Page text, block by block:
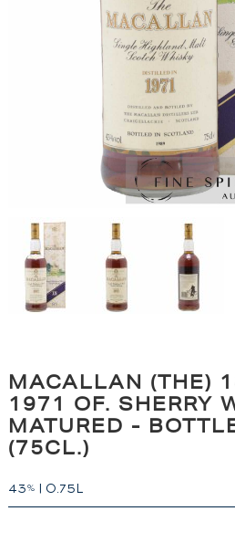
MACALLAN (THE)
1971 OF. SHERRY
MATURED -
(75CL.)
43% | 0.75L